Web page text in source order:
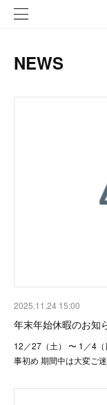
NEWS
2025.11.24 15:00
年末年始休暇のお知
12／27（土） 〜 1／4
事初め 期間中は大変ご